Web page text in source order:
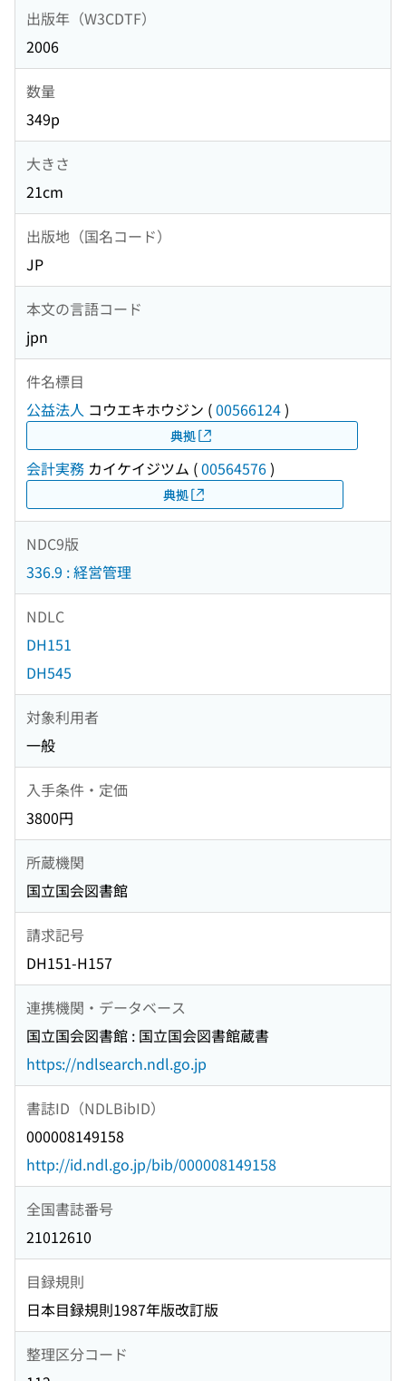
出版年（W3CDTF）
2006
数量
349p
大きさ
21cm
出版地（国名コード）
JP
本文の言語コード
jpn
件名標目
公益法人 コウエキホウジン (00566124)
典拠
会計実務 カイケイジツム (00564576)
典拠
NDC9版
336.9 : 経営管理
NDLC
DH151
DH545
対象利用者
一般
入手条件・定価
3800円
所蔵機関
国立国会図書館
請求記号
DH151-H157
連携機関・データベース
国立国会図書館 : 国立国会図書館蔵書
https://ndlsearch.ndl.go.jp
書誌ID（NDLBibID）
000008149158
http://id.ndl.go.jp/bib/000008149158
全国書誌番号
21012610
目録規則
日本目録規則1987年版改訂版
整理区分コード